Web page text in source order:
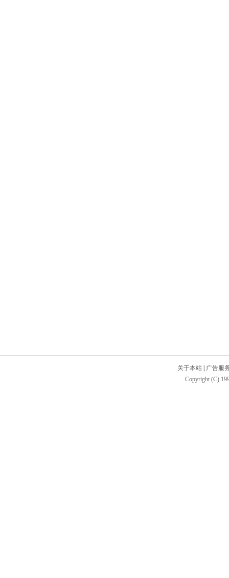
关于本站
广告服
Copyright (C)